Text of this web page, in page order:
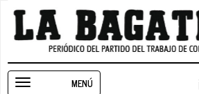
Pasar
contenido